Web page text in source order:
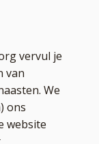
vervul je
van
We
ons
website